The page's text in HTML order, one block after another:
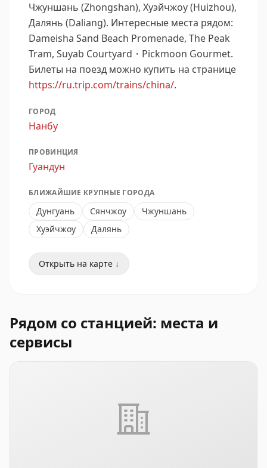
Чжуншань (Zhongshan), Хуэйчжоу (Huizhou),
Далянь (Daliang). Интересные места рядом:
Dameisha Sand Beach Promenade, The Peak
Tram, Suyab Courtyard・Pickmoon Gourmet.
Билеты на поезд можно купить на странице
https://ru.trip.com/trains/china/.
ГОРОД
Нанбу
ПРОВИНЦИЯ
Гуандун
БЛИЖАЙШИЕ КРУПНЫЕ ГОРОДА
Дунгуань Сянчжоу
Чжуншань
Хуэйчжоу
Далянь
Открыть на карте ↓
Рядом со станцией: места и
сервисы